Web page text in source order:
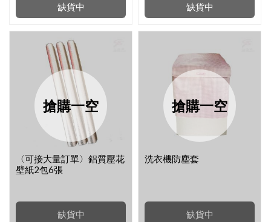
缺貨中 缺貨中
搶購一空
缺貨中
〈可接大量訂單〉鋁質壓花
壁紙2包6張
搶購一空
缺貨中
洗衣機防塵套